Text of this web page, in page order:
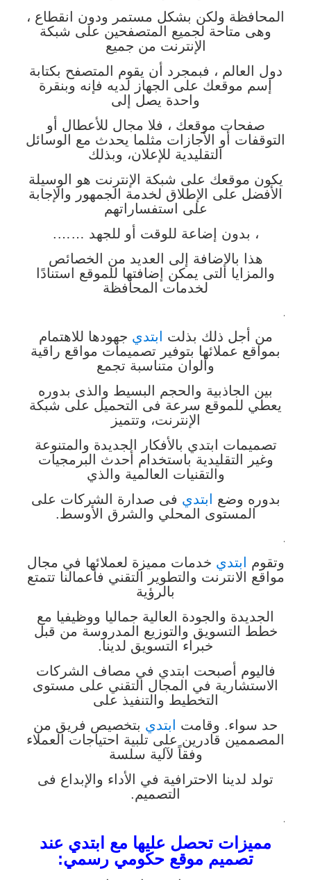
المحافظة ولكن بشكل مستمر ودون انقطاع ،
وهى متاحة لجميع المتصفحين على شبكة
الإنترنت من جميع
دول العالم ، فبمجرد أن يقوم المتصفح بكتابة
إسم موقعك على الجهاز لديه فإنه وبنقرة
واحدة يصل إلى
صفحات موقعك ، فلا مجال للأعطال أو
التوقفات أو الأجازات مثلما يحدث مع الوسائل
التقليدية للإعلان، وبذلك
يكون موقعك على شبكة الإنترنت هو الوسيلة
الأفضل على
الإطلاق لخدمة الجمهور والإجابة
على استفساراتهم
، بدون إضاعة للوقت أو للجهد …….
هذا بالإضافة إلى العديد من الخصائص
والمزايا التى يمكن إضافتها للموقع استنادًا
لخدمات المحافظة
.
من أجل ذلك بذلت ابتدي جهودها للاهتمام
بمواقع عملائها بتوفير تصميمات مواقع راقية
وألوان متناسبة تجمع
بين الجاذبية والحجم البسيط والذى بدوره
يعطي للموقع سرعة فى التحميل على شبكة
الإنترنت، وتتميز
تصميمات ابتدي بالأفكار الجديدة والمتنوعة
وغير التقليدية باستخدام أحدث البرمجيات
والتقنيات العالمية والذي
بدوره وضع
ابتدي فى صدارة الشركات على
المستوى المحلي والشرق الأوسط.
.
وتقوم ابتدي خدمات مميزة لعملائها في مجال
مواقع الانترنت والتطوير التقني فأعمالنا تتمتع
بالرؤية
الجديدة والجودة العالية جماليا ووظيفيا مع
خطط التسويق والتوزيع المدروسة من قبل
خبراء التسويق لدينا.
فاليوم أصبحت ابتدي في مصاف الشركات
الاستشارية في المجال التقني على مستوى
التخطيط والتنفيذ على
حد سواء. وقامت ابتدي بتخصيص فريق من
المصممين قادرين على تلبية احتياجات العملاء
وفقاً لآلية سلسة
تولد لدينا الاحترافية في الأداء والإبداع فى
التصميم.
.
مميزات تحصل عليها مع ابتدي عند
تصميم موقع حكومي رسمي: